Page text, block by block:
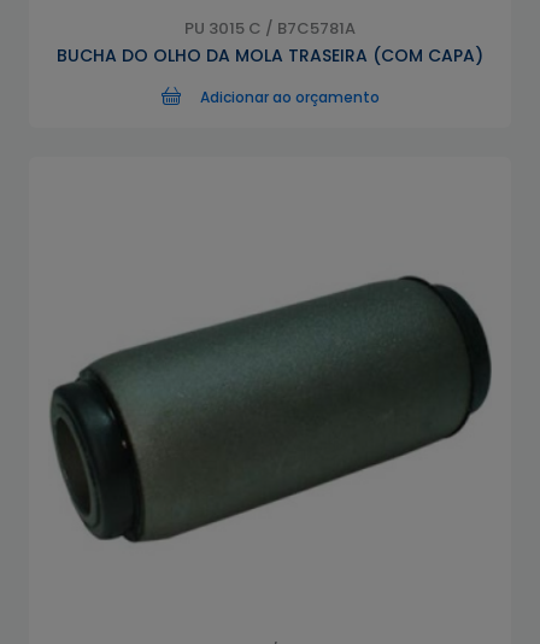
PU 3015 C / B7C5781A
BUCHA DO OLHO DA MOLA TRASEIRA (COM CAPA)
Adicionar ao orçamento